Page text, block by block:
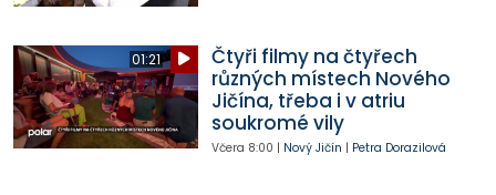
01:21
Čtyři filmy na čtyřech
různých místech Nového
Jičína, třeba i v atriu
soukromé vily
Včera 8:00 | Nový Jičín | Petra Dorazilová